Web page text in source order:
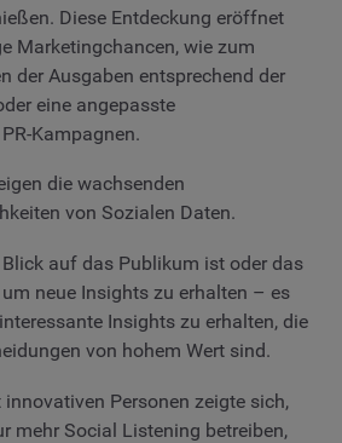
Diese Entdeckung eröffnet
Marketingchancen, wie zum
der Ausgaben entsprechend der
eine angepasste
Kampagnen.
die wachsenden
von Sozialen Daten.
Blick auf das Publikum ist oder das
neue Insights zu erhalten – es
Insights zu erhalten, die
von hohem Wert sind.
Personen zeigte sich,
mehr Social Listening betreiben,